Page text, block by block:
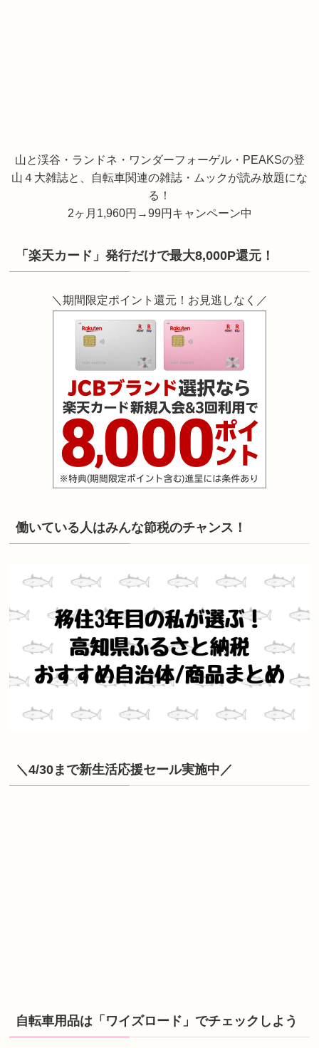
山と渓谷・ランドネ・ワンダーフォーゲル・PEAKSの登
山４大雑誌と、自転車関連の雑誌・ムックが読み放題にな
る！
2ヶ月1,960円→99円キャンペーン中
「楽天カード」発行だけで最大8,000P還元！
＼期間限定ポイント還元！お見逃しなく／
働いている人はみんな節税のチャンス！
＼4/30まで新生活応援セール実施中／
自転車用品は「ワイズロード」でチェックしよう